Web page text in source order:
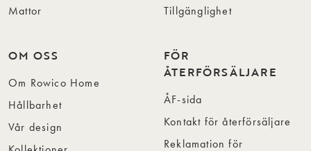
Mattor
Tillgänglighet
OM OSS
Om Rowico Home
Hållbarhet
Vår design
FÖR
ÅTERFÖRSÄLJARE
ÅF-sida
Kontakt för återförsäljare
Reklamation för